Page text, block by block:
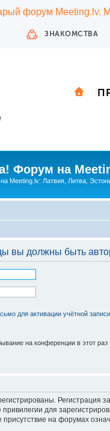
форум Meeting.lv.
ЗНАКОМСТВА
Форум на
Meeting.lv: Латвия, Литва,
вы должны быть
для активации учётной записи
на конференции в этот раз
Регистрация
для
на форумах